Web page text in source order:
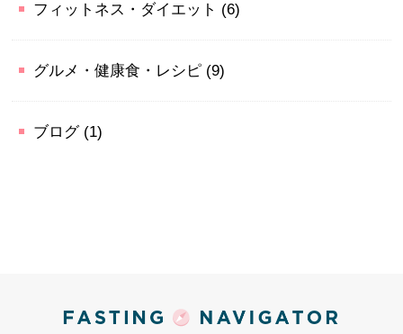
フィットネス・ダイエット (6)
グルメ・健康食・レシピ (9)
ブログ(1)